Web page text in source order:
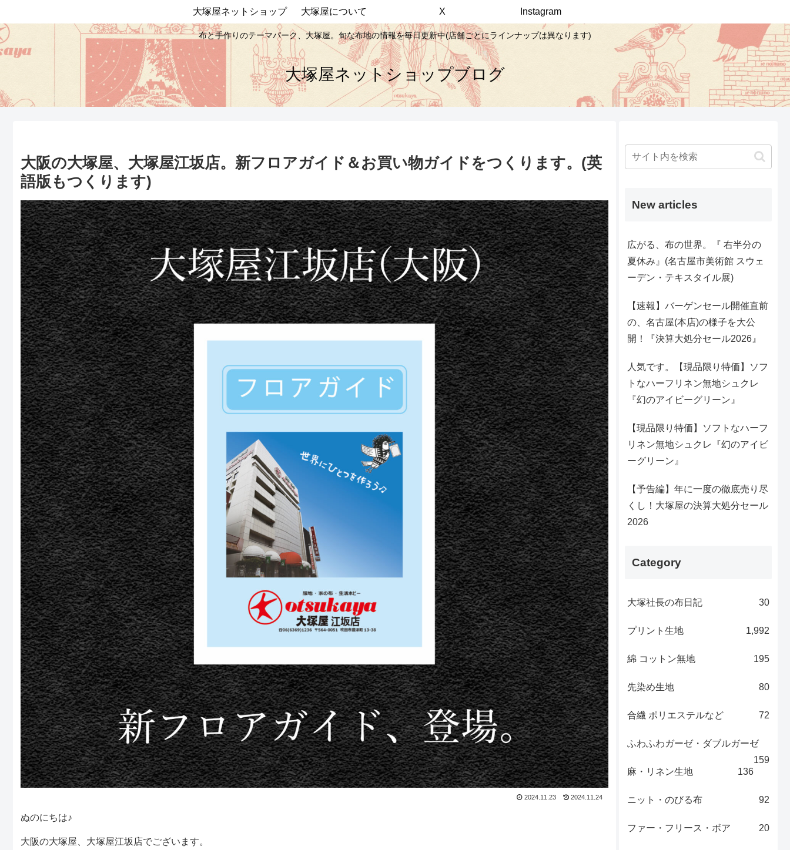
布と手作りのテーマパーク、大塚屋。旬な布地の情報を毎日更新中(店舗ごとにラインナップは異なります)
大塚屋ネットショップブログ
大塚屋ネットショップ 大塚屋について X Instagram
大阪の大塚屋、大塚屋江坂店。新フロアガイド＆お買い物ガイドをつくります。(英
語版もつくります)
2024.11.23 2024.11.24
ぬのにちは♪
大阪の大塚屋、大塚屋江坂店でございます。
New articles
広がる、布の世界。『 右半分の
夏休み』(名古屋市美術館 スウェ
ーデン・テキスタイル展)
【速報】バーゲンセール開催直前
の、名古屋(本店)の様子を大公
開！『決算大処分セール2026』
人気です。【現品限り特価】ソフ
トなハーフリネン無地シュクレ
『幻のアイビーグリーン』
【現品限り特価】ソフトなハーフ
リネン無地シュクレ『幻のアイビ
ーグリーン』
【予告編】年に一度の徹底売り尽
くし！大塚屋の決算大処分セール
2026
Category
大塚社長の布日記 30
プリント生地 1,992
綿 コットン無地 195
先染め生地 80
合繊 ポリエステルなど 72
ふわふわガーゼ・ダブルガーゼ
159
麻・リネン生地
136
ニット・のびる布 92
ファー・フリース・ボア 20